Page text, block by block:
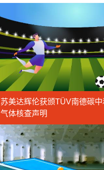
苏美达辉伦获颁TÜV南德碳
气体核查声明